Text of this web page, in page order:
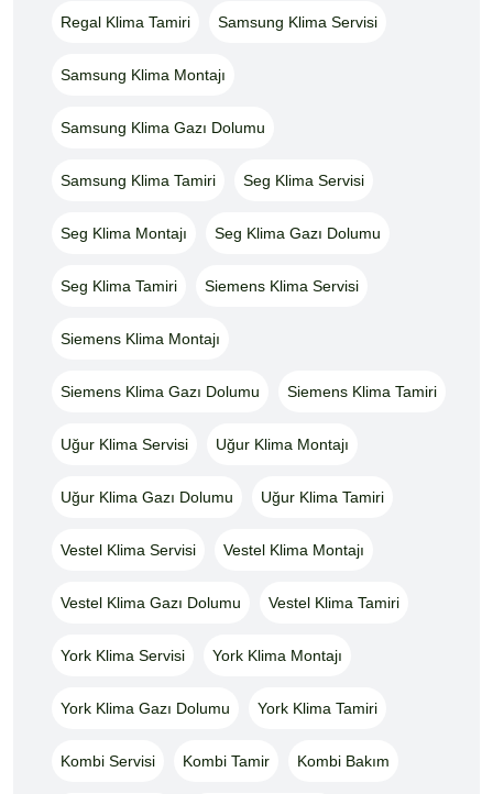
Regal Klima Tamiri Samsung Klima Servisi
Samsung Klima Montajı
Samsung Klima Gazı Dolumu
Samsung Klima Tamiri Seg Klima Servisi
Seg Klima Montajı Seg Klima Gazı Dolumu
Seg Klima Tamiri Siemens Klima Servisi
Siemens Klima Montajı
Siemens Klima Gazı Dolumu Siemens Klima Tamiri
Uğur Klima Servisi Uğur Klima Montajı
Uğur Klima Gazı Dolumu Uğur Klima Tamiri
Vestel Klima Servisi Vestel Klima Montajı
Vestel Klima Gazı Dolumu Vestel Klima Tamiri
York Klima Servisi York Klima Montajı
York Klima Gazı Dolumu York Klima Tamiri
Kombi Servisi Kombi Tamir Kombi Bakım